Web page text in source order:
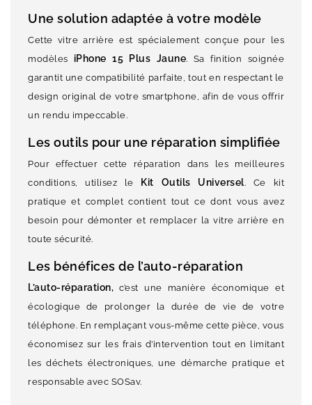
Une solution adaptée à votre modèle
Cette vitre arrière est spécialement conçue pour les
modèles iPhone 15 Plus Jaune. Sa finition soignée
garantit une compatibilité parfaite, tout en respectant le
design original de votre smartphone, afin de vous offrir
un rendu impeccable.
Les outils pour une réparation simplifiée
Pour effectuer cette réparation dans les meilleures
conditions, utilisez le
Kit Outils Universel. Ce kit
pratique et complet contient tout ce dont vous avez
besoin pour démonter et remplacer la vitre arrière en
toute sécurité.
Les bénéfices de l’auto-réparation
L’auto-réparation, c’est une manière économique et
écologique de prolonger la durée de vie de votre
téléphone. En remplaçant vous-même cette pièce, vous
économisez sur les frais d’intervention tout en limitant
les déchets électroniques, une démarche pratique et
responsable avec SOSav.